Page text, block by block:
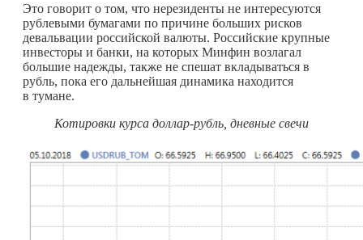
Это говорит о том, что нерезиденты не интересуются
рублевыми бумагами по причине больших рисков
девальвации российской валюты. Российские крупные
инвесторы и банки, на которых Минфин возлагал
большие надежды, также не спешат вкладываться в
рубль, пока его дальнейшая динамика находится
в тумане.
Котировки курса доллар-рубль, дневные свечи